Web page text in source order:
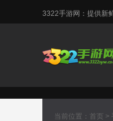
3322手游网：提供新
当前位置： 首页 >